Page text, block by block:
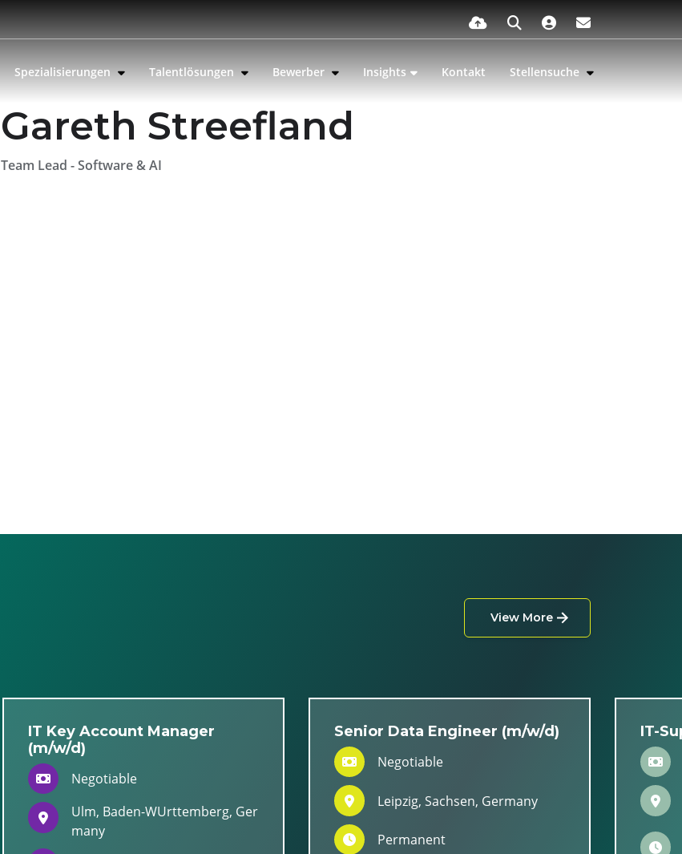
Spezialisierungen Talentlösungen Bewerber Insights Kontakt Stellensuche
Gareth Streefland
Team Lead - Software & AI
View More
IT Key Account Manager
(m/w/d)
Negotiable
Ulm, Baden-WUrttemberg, Ger
many
Senior Data Engineer (m/w/d)
Negotiable
Leipzig, Sachsen, Germany
Permanent
IT-